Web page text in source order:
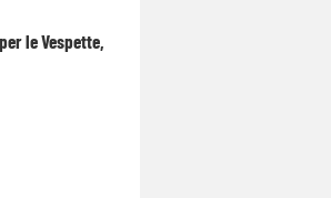
le Vespette,